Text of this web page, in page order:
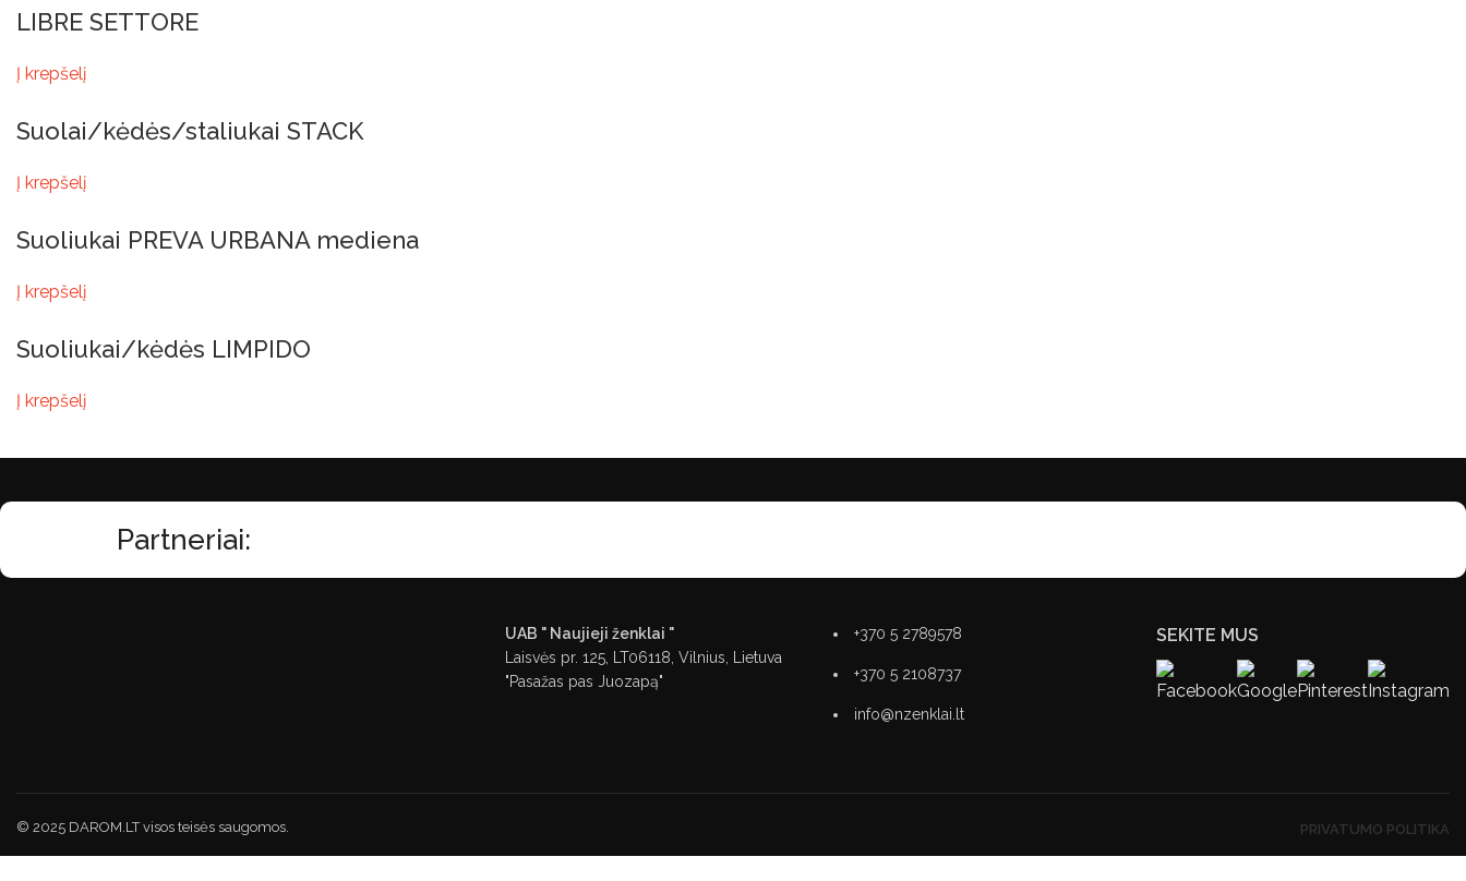
LIBRE SETTORE
Į krepšelį
Suolai/kėdės/staliukai STACK
Į krepšelį
Suoliukai PREVA URBANA mediena
Į krepšelį
Suoliukai/kėdės LIMPIDO
Į krepšelį
Partneriai:
UAB " Naujieji ženklai "
Laisvės pr. 125, LT06118, Vilnius, Lietuva
"Pasažas pas Juozapą"
+370 5 2789578
+370 5 2108737
info@nzenklai.lt
SEKITE MUS
© 2025 DAROM.LT visos teisės saugomos. PRIVATUMO POLITIKA